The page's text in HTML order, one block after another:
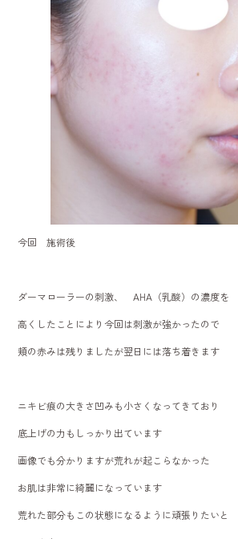
今回 施術後
ダーマローラーの刺激、 AHA（乳酸）の濃度を
高くしたことにより今回は刺激が強かったので
頬の赤みは残りましたが翌日には落ち着きます
ニキビ痕の大きさ凹みも小さくなってきており
底上げの力もしっかり出ています
画像でも分かりますが荒れが起こらなかった
お肌は非常に綺麗になっています
荒れた部分もこの状態になるように頑張りたいと